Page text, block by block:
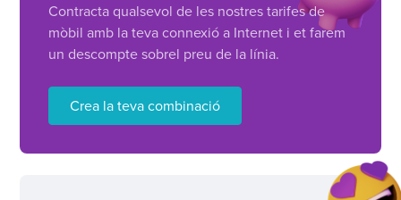
Contracta qualsevol de les nostres tarifes de
mòbil amb la teva connexió a Internet i et farem
un descompte sobrel preu de la línia.
Crea la teva combinació